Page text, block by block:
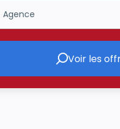
Agence
Icône ouvrir la liste
Voir
Voir les